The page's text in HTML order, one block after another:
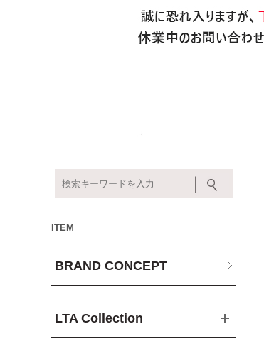
ITEM
BRAND CONCEPT
LTA Collection